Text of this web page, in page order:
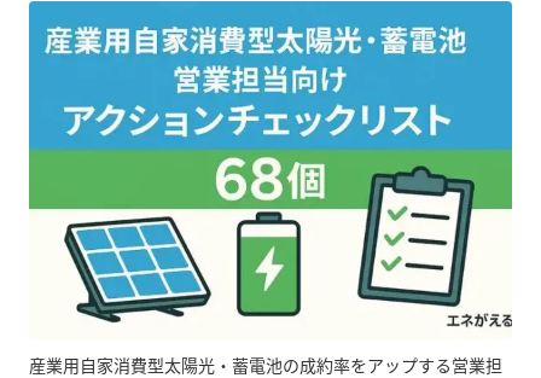
産業用自家消費型太陽光・蓄電池の成約率をアップする営業担